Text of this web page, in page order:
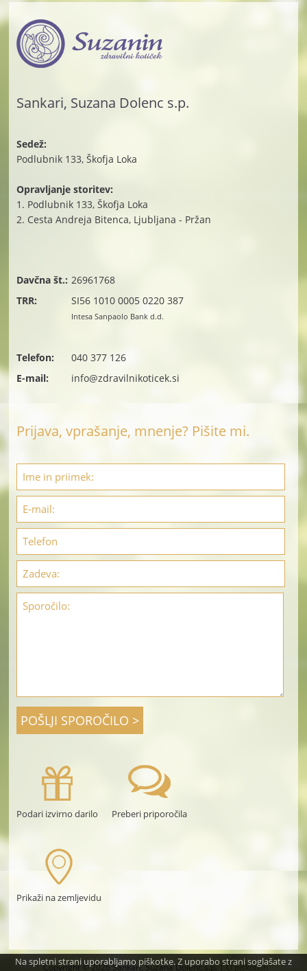
Sankari, Suzana Dolenc s.p.
Sedež:
Podlubnik 133, Škofja Loka
Opravljanje storitev:
1. Podlubnik 133, Škofja Loka
2. Cesta Andreja Bitenca, Ljubljana - Pržan
Davčna št.: 26961768
TRR:
SI56 1010 0005 0220 387
Intesa Sanpaolo Bank d.d.
Telefon:
040 377 126
E-mail:
info@zdravilnikoticek.si
Prijava, vprašanje, mnenje? Pišite mi.
Podari izvirno darilo Preberi priporočila
Prikaži na zemljevidu
Copyright © 2026 Sankari, Suzana Dolenc s.p. |O piškotkih
Na spletni strani uporabljamo piškotke. Z uporabo strani soglašate z